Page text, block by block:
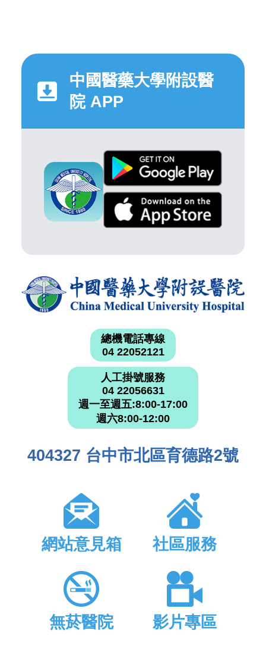
中國醫藥大學附設醫
院 APP
總機電話專線
04 22052121
人工掛號服務
04 22056631
週一至週五:8:00-17:00
週六8:00-12:00
404327 台中市北區育德路2號
網站意見箱 社區服務
無菸醫院 影片專區